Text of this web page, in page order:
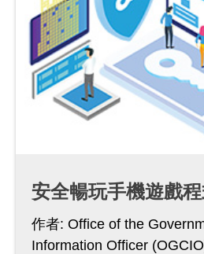
安全暢玩手機遊戲
作者: Office of the
Information Officer